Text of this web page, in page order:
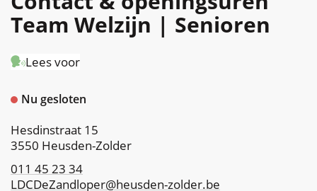
Team Welzijn | Senioren
Lees voor
Contact
Nu gesloten
Adres
Hesdinstraat 15
,3550 Heusden-Zolder
011 45 23 34
LDCDeZandloper@heusden-zolder.be